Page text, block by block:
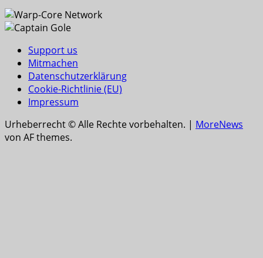
Support us
Mitmachen
Datenschutzerklärung
Cookie-Richtlinie (EU)
Impressum
Urheberrecht © Alle Rechte vorbehalten. | MoreNews
von AF themes.